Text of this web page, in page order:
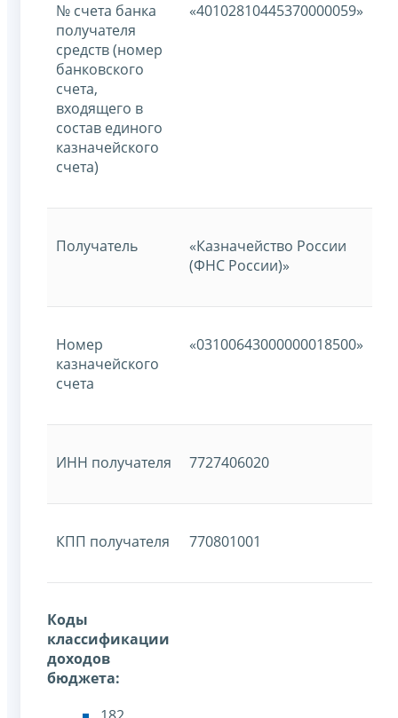
№ счета банка
получателя
средств (номер
банковского
счета,
входящего в
состав единого
казначейского
счета)
«40102810445370000059»
Получатель
«Казначейство России
(ФНС России)»
Номер
казначейского
счета
«03100643000000018500»
ИНН получателя 7727406020
КПП получателя 770801001
Коды
классификации
доходов
бюджета: